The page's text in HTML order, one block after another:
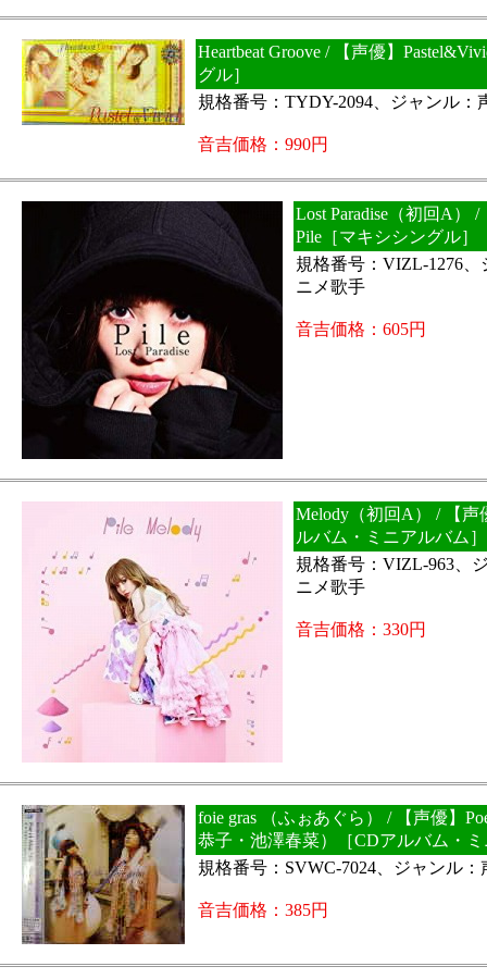
Heartbeat Groove / 【声優】
グル］
規格番号：TYDY-2094、ジャンル：
音吉価格：990円
Lost Paradise（初回A）
Pile［マキシシングル］
規格番号：VIZL-1276
ニメ歌手
音吉価格：605円
Melody（初回A） / 【声
ルバム・ミニアルバム］
規格番号：VIZL-963、
ニメ歌手
音吉価格：330円
foie gras （ふぉあぐら） / 【声優】
恭子・池澤春菜）［CDアルバム・
規格番号：SVWC-7024、ジャンル
音吉価格：385円